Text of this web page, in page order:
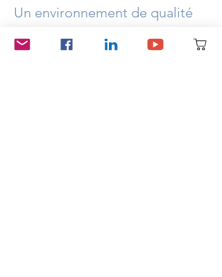
Un environnement de qualité
Nos ateliers et nos parcours sont des offrent
des espaces respectueux, sécurisants et